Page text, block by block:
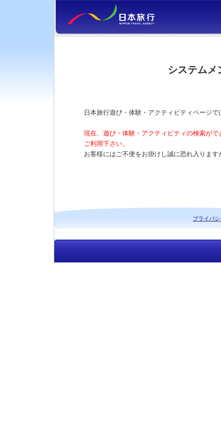
システムメ
日本旅行遊び・体験・アクティビティページ
現在、遊び・体験・アクティビティの検索が
ご利用下さい。
お客様にはご不便をお掛けし誠に恐れ入りま
プライバ